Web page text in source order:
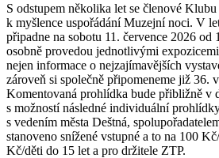
S odstupem několika let se členové
k myšlence uspořádání Muzejní noci. V
připadne na sobotu 11. července 2026
osobně provedou jednotlivými
nejen informace o nejzajímavějších
zároveň si společně připomeneme již 36.
Komentovaná prohlídka bude přibližně v
s možností následné individuální
s vedením města Deštná,
stanoveno snížené vstupné a to na 100
Kč/děti do 15 let a pro držitele ZTP.